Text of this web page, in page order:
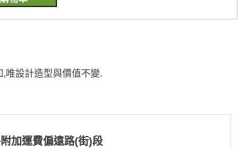
唯設計造型與價值不變.
加運費偏遠路(街)段